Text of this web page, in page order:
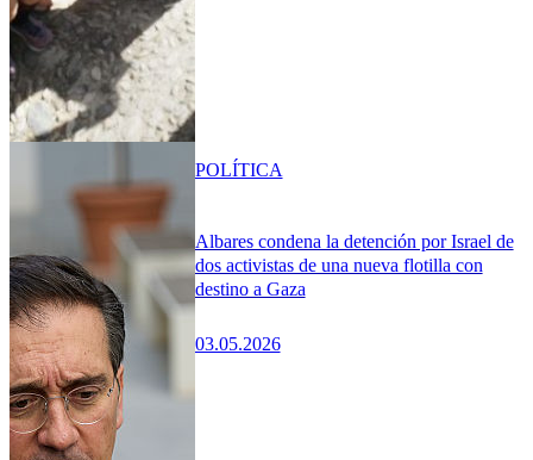
Albares condena la detención por Israel de
dos activistas de una nueva flotilla con
destino a Gaza
03.05.2026
POLÍTICA